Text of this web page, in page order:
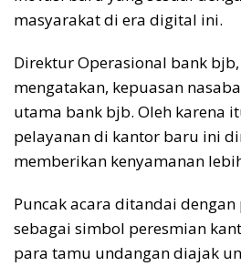
masyarakat di era digital ini.
Direktur Operasional bank bjb
mengatakan, kepuasan
utama bank bjb. Oleh karena
pelayanan di kantor baru ini
memberikan kenyamanan
Puncak acara ditandai
sebagai simbol peresmian
para tamu undangan diajak